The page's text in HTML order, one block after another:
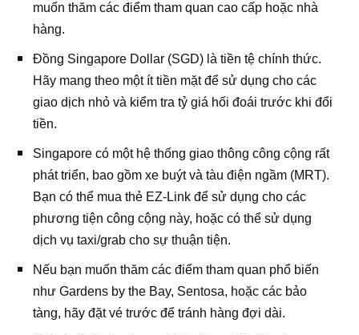
muốn thăm các điểm tham quan cao cấp hoặc nhà
hàng.
Đồng Singapore Dollar (SGD) là tiền tệ chính thức.
Hãy mang theo một ít tiền mặt để sử dụng cho các
giao dịch nhỏ và kiểm tra tỷ giá hối đoái trước khi đổi
tiền.
Singapore có một hệ thống giao thông công cộng rất
phát triển, bao gồm xe buýt và tàu điện ngầm (MRT).
Bạn có thể mua thẻ EZ-Link để sử dụng cho các
phương tiện công cộng này, hoặc có thể sử dụng
dịch vụ taxi/grab cho sự thuận tiện.
Nếu bạn muốn thăm các điểm tham quan phổ biến
như Gardens by the Bay, Sentosa, hoặc các bảo
tàng, hãy đặt vé trước để tránh hàng đợi dài.